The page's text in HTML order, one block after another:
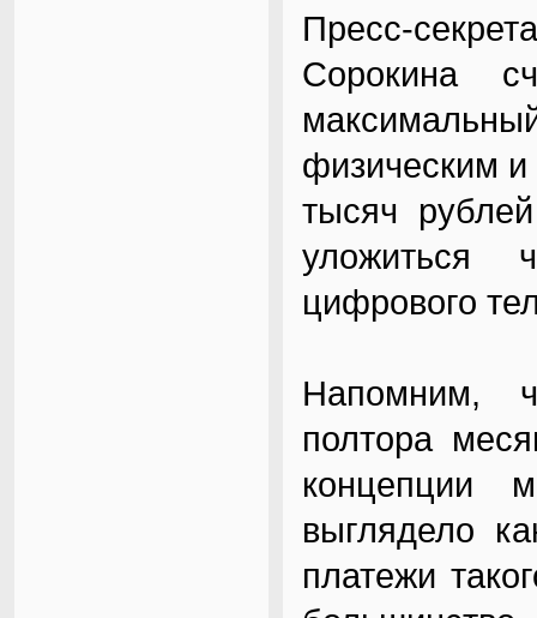
Пресс-
Сорокина
физическим
тысяч
уложиться
цифрового
Напомним,
полтора
концепции
выглядело
платежи